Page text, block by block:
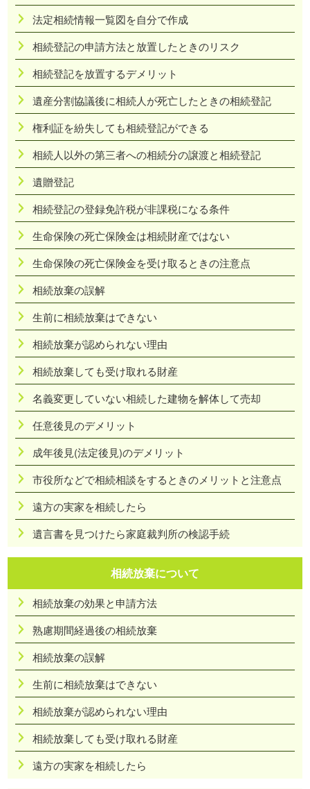
法定相続情報一覧図を自分で作成
相続登記の申請方法と放置したときのリスク
相続登記を放置するデメリット
遺産分割協議後に相続人が死亡したときの相続登記
権利証を紛失しても相続登記ができる
相続人以外の第三者への相続分の譲渡と相続登記
遺贈登記
相続登記の登録免許税が非課税になる条件
生命保険の死亡保険金は相続財産ではない
生命保険の死亡保険金を受け取るときの注意点
相続放棄の誤解
生前に相続放棄はできない
相続放棄が認められない理由
相続放棄しても受け取れる財産
名義変更していない相続した建物を解体して売却
任意後見のデメリット
成年後見(法定後見)のデメリット
市役所などで相続相談をするときのメリットと注意点
遠方の実家を相続したら
遺言書を見つけたら家庭裁判所の検認手続
相続放棄について
相続放棄の効果と申請方法
熟慮期間経過後の相続放棄
相続放棄の誤解
生前に相続放棄はできない
相続放棄が認められない理由
相続放棄しても受け取れる財産
遠方の実家を相続したら